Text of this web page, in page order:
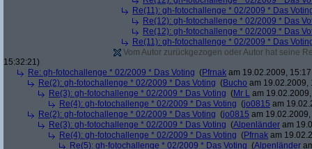
Re(11): gh-fotochallenge * 02/2009 * Das
Re(12): gh-fotochallenge * 02/2009 * Das
Re(12): gh-fotochallenge * 02/2009 * Das
Re(11): gh-fotochallenge * 02/2009 * Das
Vom Autor zurückgezogen oder Autor hat seine
15:32:21)
Re: gh-fotochallenge * 02/2009 * Das Voting (Pfrnak am 19.02.2009,
Re(2): gh-fotochallenge * 02/2009 * Das Voting (Bucho am 19.02.2009,
Re(3): gh-fotochallenge * 02/2009 * Das Voting (Mr L am
Re(4): gh-fotochallenge * 02/2009 * Das Voting (jo0815 am
Re(2): gh-fotochallenge * 02/2009 * Das Voting (jo0815 am
Re(3): gh-fotochallenge * 02/2009 * Das Voting (Alpenländer am
Re(4): gh-fotochallenge * 02/2009 * Das Voting (Pfrnak am
Re(5): gh-fotochallenge * 02/2009 * Das Voting (Alpenländer